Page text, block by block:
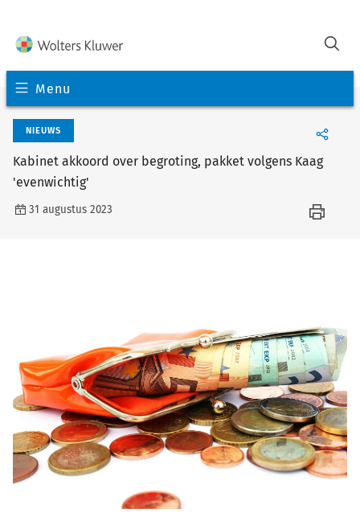
Menu
NIEUWS
Kabinet akkoord over begroting, pakket volgens Kaag
'evenwichtig'
31 augustus 2023